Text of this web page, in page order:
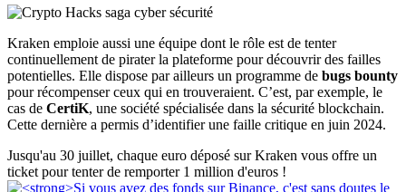
Kraken emploie aussi une équipe dont le rôle est de tenter
continuellement de pirater la plateforme pour découvrir des failles
potentielles. Elle dispose par ailleurs un programme de bugs bounty
pour récompenser ceux qui en trouveraient. C’est, par exemple, le
cas de CertiK, une société spécialisée dans la sécurité blockchain.
Cette dernière a permis d’identifier une faille critique en juin 2024.
Jusqu'au 30 juillet, chaque euro déposé sur Kraken vous offre un
ticket pour tenter de remporter 1 million d'euros !